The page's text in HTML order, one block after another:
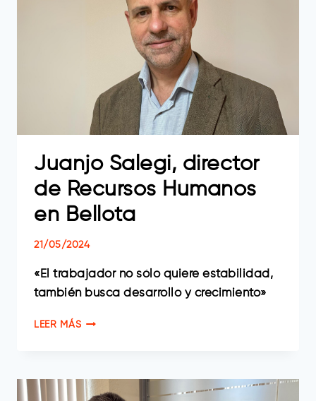
Juanjo Salegi, director
de Recursos Humanos
en Bellota
21/05/2024
«El trabajador no sólo quiere estabilidad,
también busca desarrollo y crecimiento»
LEER MÁSJUANJO
RECURSOS
HUMANOS